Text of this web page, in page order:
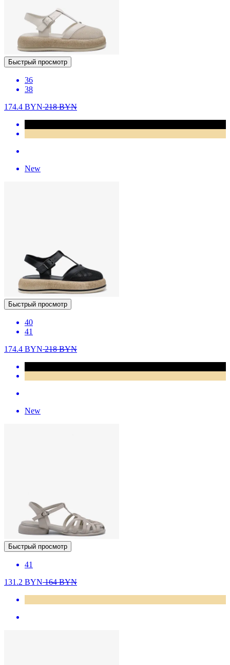
Быстрый просмотр
36
38
174.4 BYN218BYN
New
Быстрый просмотр
40
41
174.4 BYN218BYN
New
Быстрый просмотр
41
131.2 BYN164BYN